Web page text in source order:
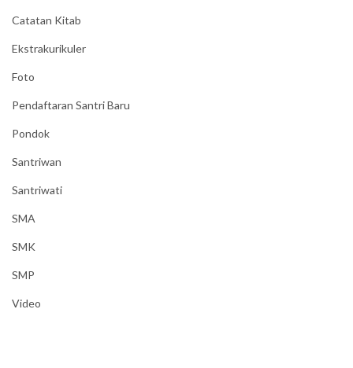
Catatan Kitab
Ekstrakurikuler
Foto
Pendaftaran Santri Baru
Pondok
Santriwan
Santriwati
SMA
SMK
SMP
Video